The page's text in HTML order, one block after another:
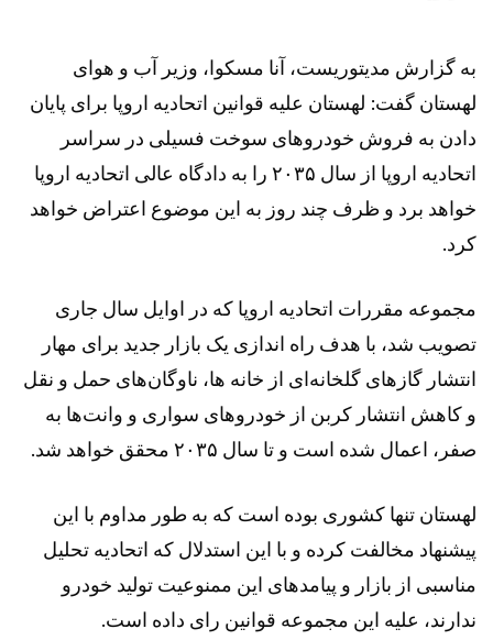
به گزارش مدیتوریست، آنا مسکوا، وزیر آب و هوای
لهستان گفت: لهستان علیه قوانین اتحادیه اروپا برای پایان
دادن به فروش خودرو‌های سوخت فسیلی در سراسر
اتحادیه اروپا از سال ۲۰۳۵ را به دادگاه عالی اتحادیه اروپا
خواهد برد و ظرف چند روز به این موضوع اعتراض خواهد
کرد.
مجموعه مقررات اتحادیه اروپا که در اوایل سال جاری
تصویب شد، با هدف راه اندازی یک بازار جدید برای مهار
انتشار گاز‌های گلخانه‌ای از خانه ها، ناوگان‌های حمل و نقل
و کاهش انتشار کربن از خودرو‌های سواری و وانت‌ها به
صفر، اعمال شده است و تا سال ۲۰۳۵ محقق خواهد شد.
لهستان تنها کشوری بوده است که به طور مداوم با این
پیشنهاد مخالفت کرده و با این استدلال که اتحادیه تحلیل
مناسبی از بازار و پیامد‌های این ممنوعیت تولید خودرو
ندارند، علیه این مجموعه قوانین رای داده است.